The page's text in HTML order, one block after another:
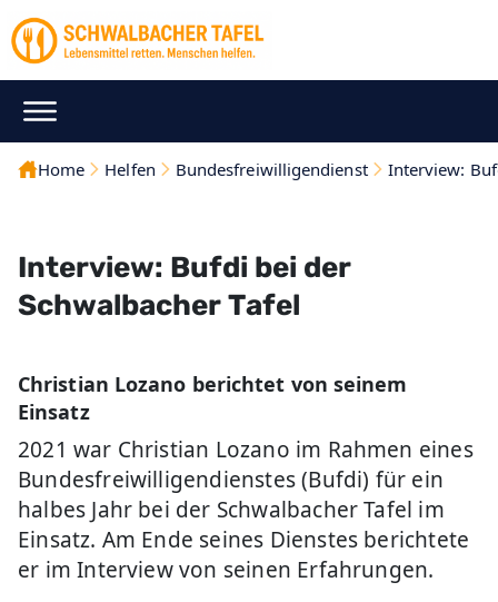
Home Helfen Bundesfreiwilligendienst Interview:
Interview: Bufdi bei der
Schwalbacher Tafel
Christian Lozano berichtet von seinem
Einsatz
2021 war Christian Lozano im Rahmen eines
Bundesfreiwilligendienstes (Bufdi) für ein
halbes Jahr bei der Schwalbacher Tafel im
Einsatz. Am Ende seines Dienstes berichtete
er im Interview von seinen Erfahrungen.